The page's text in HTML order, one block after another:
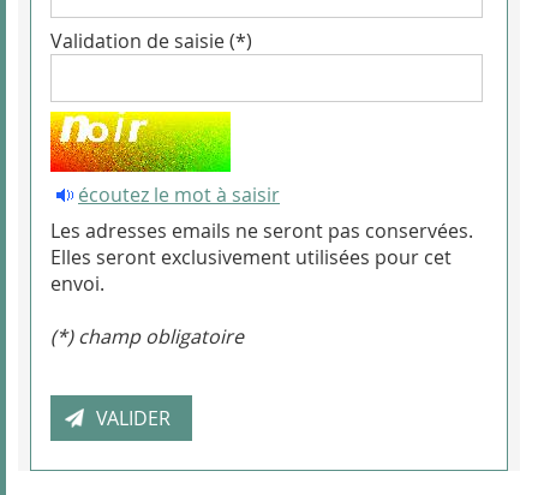
Validation de saisie (*)
écoutez le mot à saisir
Les adresses emails ne seront pas conservées.
Elles seront exclusivement utilisées pour cet
envoi.
(*) champ obligatoire